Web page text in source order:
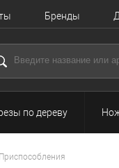
Бренды
по дереву
Приспособления